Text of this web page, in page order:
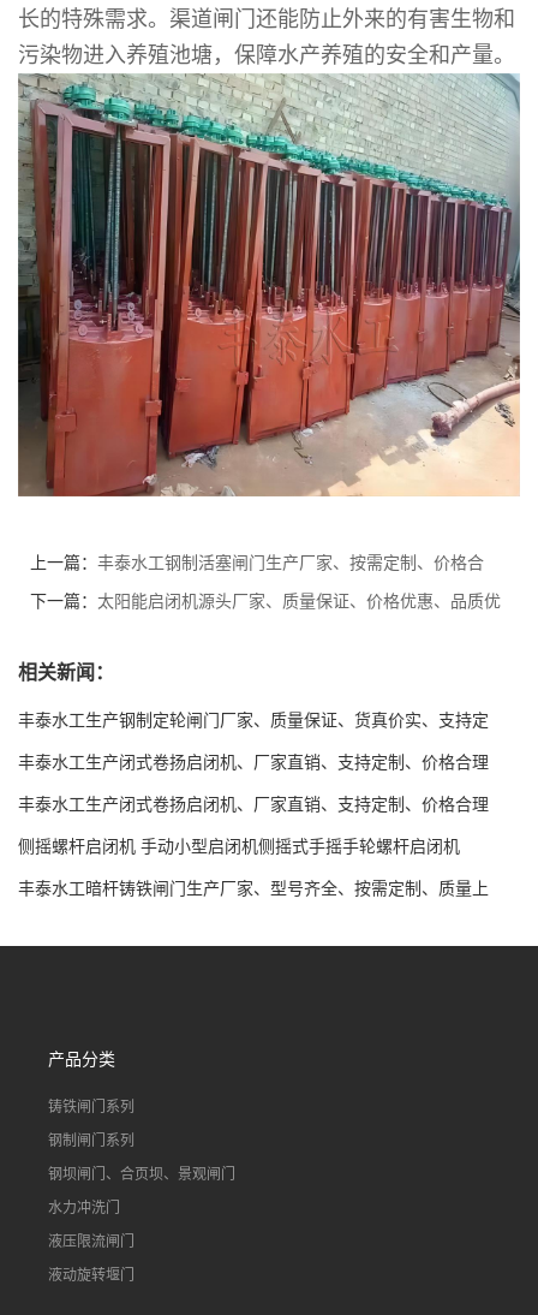
长的特殊需求。渠道闸门还能防止外来的有害生物和
污染物进入养殖池塘，保障水产养殖的安全和产量。
上一篇： 丰泰水工钢制活塞闸门生产厂家、按需定制、价格合
理、质量上乘、品质保障
下一篇： 太阳能启闭机源头厂家、质量保证、价格优惠、品质优
相关新闻：
丰泰水工生产钢制定轮闸门厂家、质量保证、货真价实、支持定
制、全国发货
丰泰水工生产闭式卷扬启闭机、厂家直销、支持定制、价格合理
丰泰水工生产闭式卷扬启闭机、厂家直销、支持定制、价格合理
侧摇螺杆启闭机 手动小型启闭机侧摇式手摇手轮螺杆启闭机
丰泰水工暗杆铸铁闸门生产厂家、型号齐全、按需定制、质量上
产品分类
铸铁闸门系列
钢制闸门系列
钢坝闸门、合页坝、景观闸门
水力冲洗门
液压限流闸门
液动旋转堰门